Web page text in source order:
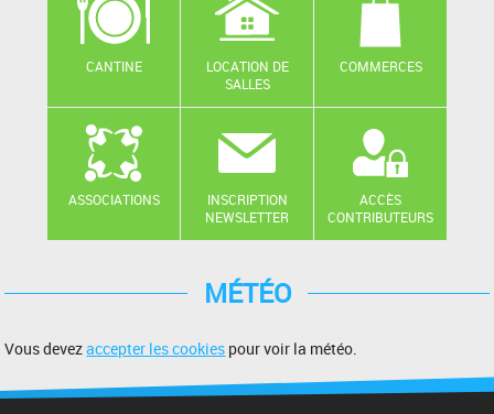
CANTINE
LOCATION DE
SALLES
COMMERCES
ASSOCIATIONS
INSCRIPTION
NEWSLETTER
ACCÈS
CONTRIBUTEURS
MÉTÉO
Vous devezaccepter les cookies pour voir la météo.